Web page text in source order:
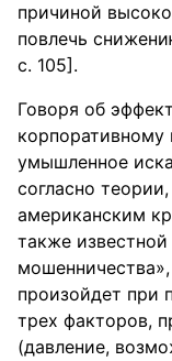
причиной
повлечь
с. 105].
Говоря об
корпоративному
умышленное
согласно
американским
также известной
произойдет при
трех факторов,
(давление,